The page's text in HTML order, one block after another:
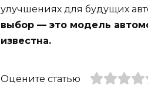
улучшениях для будущих
выбор — это модель
известна.
Оцените статью